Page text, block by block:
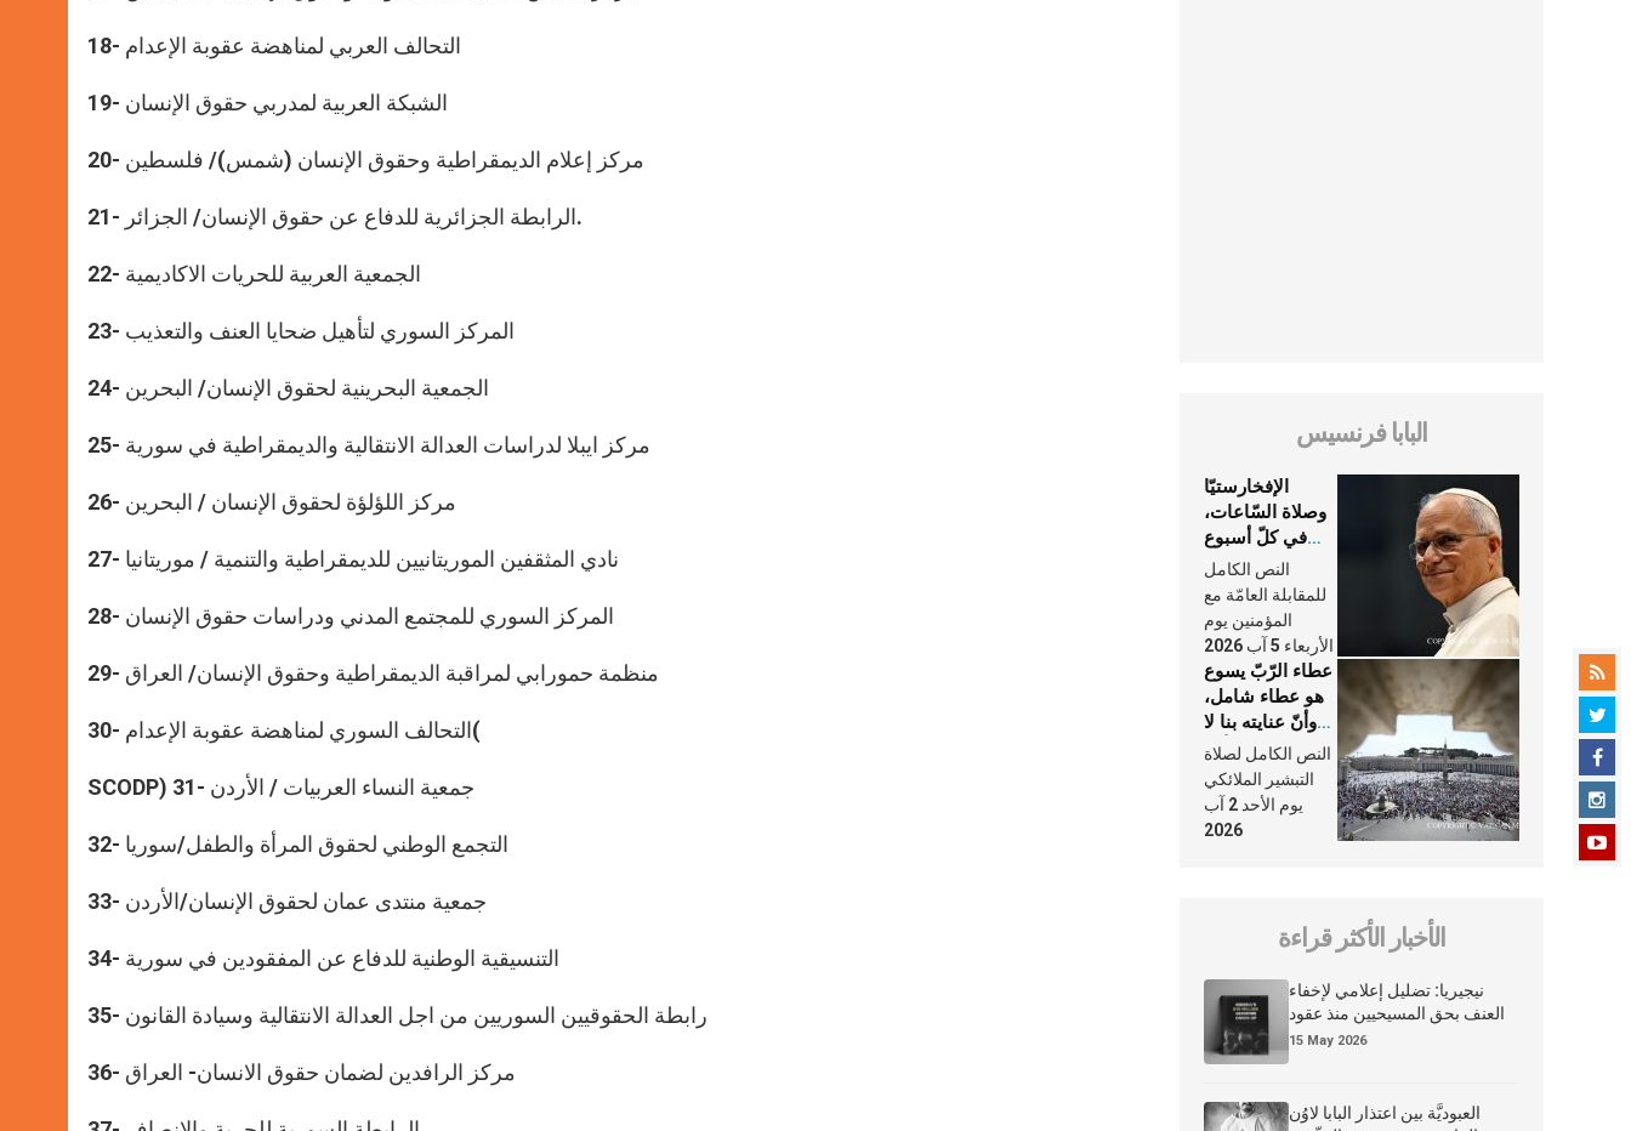
18- التحالف العربي لمناهضة عقوبة الإعدام
19- الشبكة العربية لمدربي حقوق الإنسان
20- مركز إعلام الديمقراطية وحقوق الإنسان (شمس)/ فلسطين
21- الرابطة الجزائرية للدفاع عن حقوق الإنسان/ الجزائر.
22- الجمعية العربية للحريات الاكاديمية
23- المركز السوري لتأهيل ضحايا العنف والتعذيب
24- الجمعية البحرينية لحقوق الإنسان/ البحرين
25- مركز ايبلا لدراسات العدالة الانتقالية والديمقراطية في سورية
26- مركز اللؤلؤة لحقوق الإنسان / البحرين
27- نادي المثقفين الموريتانيين للديمقراطية والتنمية / موريتانيا
28- المركز السوري للمجتمع المدني ودراسات حقوق الإنسان
29- منظمة حمورابي لمراقبة الديمقراطية وحقوق الإنسان/ العراق
30- التحالف السوري لمناهضة عقوبة الإعدام(
SCODP) 31- جمعية النساء العربيات / الأردن
32- التجمع الوطني لحقوق المرأة والطفل/سوريا
33- جمعية منتدى عمان لحقوق الإنسان/الأردن
34- التنسيقية الوطنية للدفاع عن المفقودين في سورية
35- رابطة الحقوقيين السوريين من اجل العدالة الانتقالية وسيادة القانون
36- مركز الرافدين لضمان حقوق الانسان- العراق
البابا فرنسيس
الإفخارستيّا
وصلاة السّاعات،
في كلّ أسبوع
وكلّ يوم، هما
النَّفَس في حياة
الكنيسة
النص الكامل
للمقابلة العامّة مع
المؤمنين يوم
الأربعاء 5 آب 2026
عطاء الرّبّ يسوع
هو عطاء شامل،
وأنّ عنايته بنا لا
تغيب عنّا أبدًا
النص الكامل لصلاة
التبشير الملائكي
يوم الأحد 2 آب
2026
الأخبار الأكثر قراءة
نيجيريا: تضليل إعلامي لإخفاء
العنف بحق المسيحيين منذ عقود
15 May 2026
العبوديَّة بين اعتذار البابا لاوُن